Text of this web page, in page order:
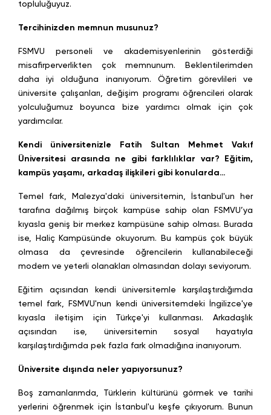
topluluğuyuz.
Tercihinizden memnun musunuz?
FSMVU personeli ve akademisyenlerinin gösterdiği
misafirperverlikten çok memnunum. Beklentilerimden
daha iyi olduğuna inanıyorum. Öğretim görevlileri ve
üniversite çalışanları, değişim programı öğrencileri olarak
yolculuğumuz boyunca bize yardımcı olmak için çok
yardımcılar.
Kendi üniversitenizle Fatih Sultan Mehmet Vakıf
Üniversitesi arasında ne gibi farklılıklar var? Eğitim,
kampüs yaşamı, arkadaş ilişkileri gibi konularda…
Temel fark, Malezya'daki üniversitemin, İstanbul'un her
tarafına dağılmış birçok kampüse sahip olan FSMVU’ya
kıyasla geniş bir merkez kampüsüne sahip olması. Burada
ise, Haliç Kampüsünde okuyorum. Bu kampüs çok büyük
olmasa da çevresinde öğrencilerin kullanabileceği
modern ve yeterli olanakları olmasından dolayı seviyorum.
Eğitim açısından kendi üniversitemle karşılaştırdığımda
temel fark, FSMVU'nun kendi üniversitemdeki İngilizce'ye
kıyasla iletişim için Türkçe'yi kullanması. Arkadaşlık
açısından ise, üniversitemin sosyal hayatıyla
karşılaştırdığımda pek fazla fark olmadığına inanıyorum.
Üniversite dışında neler yapıyorsunuz?
Boş zamanlarımda, Türklerin kültürünü görmek ve tarihi
yerlerini öğrenmek için İstanbul'u keşfe çıkıyorum. Bunun